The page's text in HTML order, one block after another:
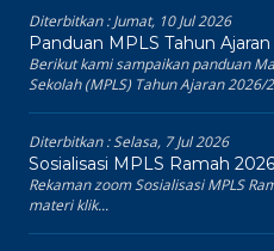
Diterbitkan :Jumat, 10 Jul 2026
Panduan MPLS Tahun
Berikut kami sampaikan panduan
Sekolah (MPLS) Tahun Ajaran 2026/
Diterbitkan :Selasa, 7 Jul 2026
Sosialisasi MPLS Ramah
Rekaman zoom Sosialisasi MPLS
materi klik...